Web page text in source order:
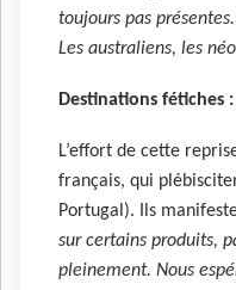
toujours pas
Les australiens, les
Destinations fétiches
L’effort de cette
français, qui
Portugal). Ils
sur certains produits,
pleinement. Nous